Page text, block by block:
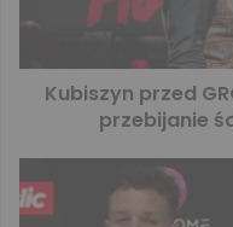
Kubiszyn przed
przebijanie